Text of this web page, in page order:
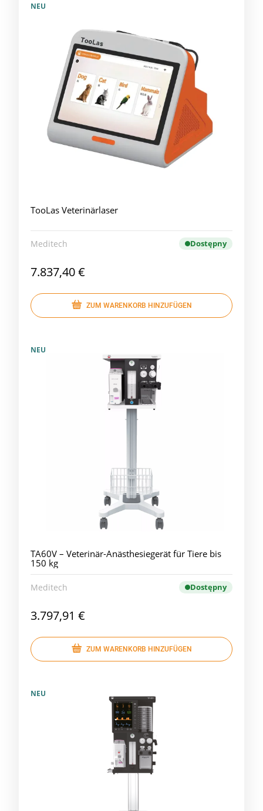
TooLas Veterinärlaser
Meditech Dostępny
7.837,40 €
ZUM WARENKORB HINZUFÜGEN
NEU
TA60V – Veterinär-Anästhesiegerät für Tiere bis
150 kg
Meditech Dostępny
3.797,91 €
ZUM WARENKORB HINZUFÜGEN
NEU
NEU